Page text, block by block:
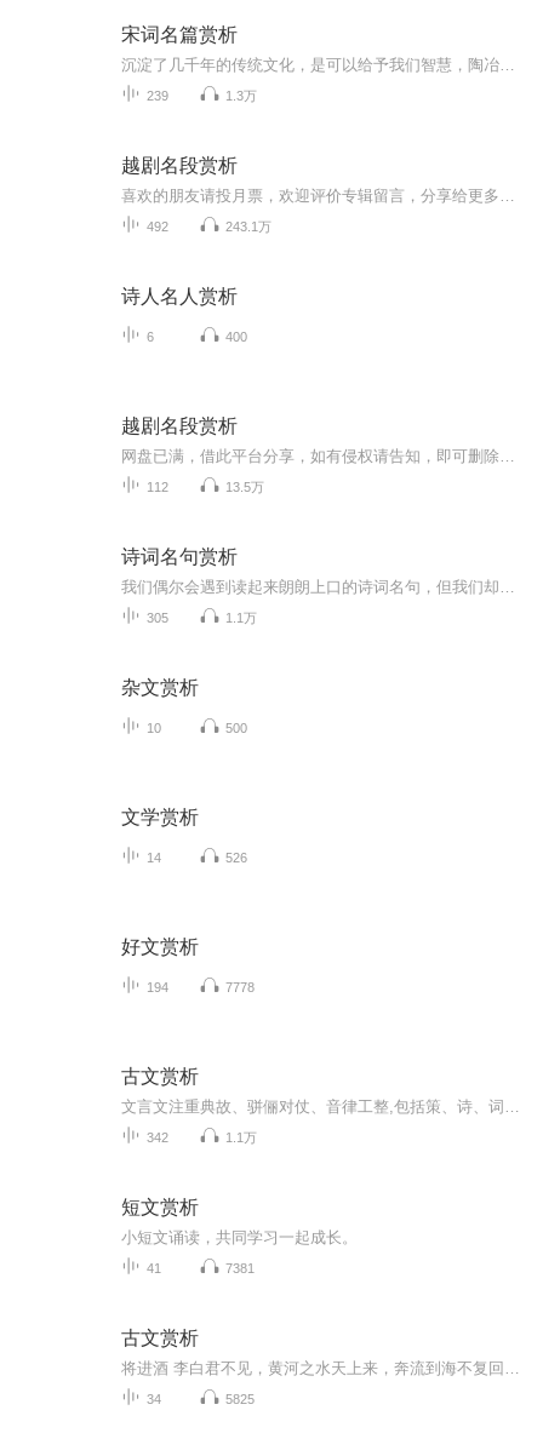
宋词名篇赏析
239 1.3万
越剧名段赏析
492 243.1万
诗人名人赏析
6 400
越剧名段赏析
112 13.5万
诗词名句赏析
305 1.1万
杂文赏析
10 500
文学赏析
14 526
好文赏析
194 7778
古文赏析
342 1.1万
短文赏析
小短文诵读，共同学习一起成长。
41 7381
古文赏析
34 5825